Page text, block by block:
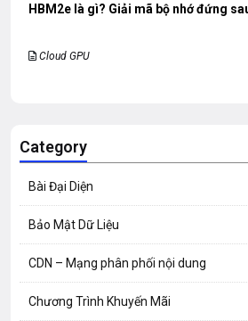
HBM2e là gì? Giải mã bộ nhớ đứng
Cloud GPU
Category
Bài Đại Diện
Bảo Mật Dữ Liệu
CDN – Mạng phân phối nội dung
Chương Trình Khuyến Mãi